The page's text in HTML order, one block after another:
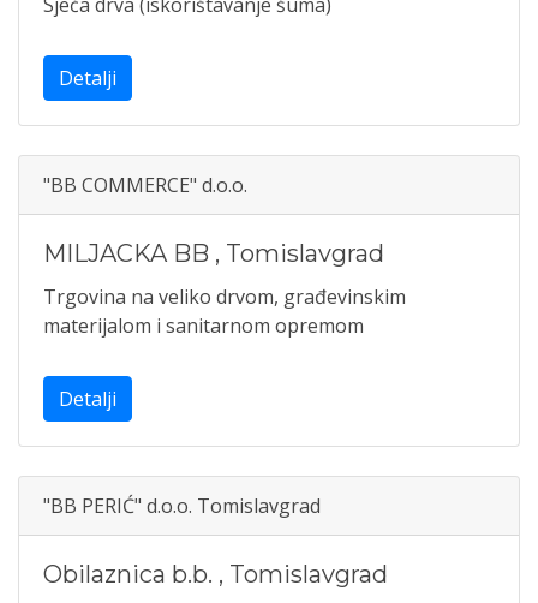
Detalji
"BB COMMERCE" d.o.o.
MILJACKA BB , Tomislavgrad
Trgovina na veliko drvom, građevinskim
materijalom i sanitarnom opremom
Detalji
"BB PERIĆ" d.o.o. Tomislavgrad
Obilaznica b.b. , Tomislavgrad